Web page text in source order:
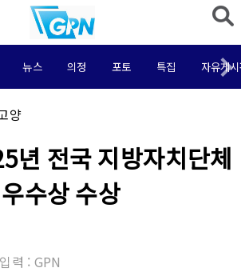
뉴스 의정 포토 특집 자유게
양
년 전국 지방자치단체
수상 수상
력 : GPN